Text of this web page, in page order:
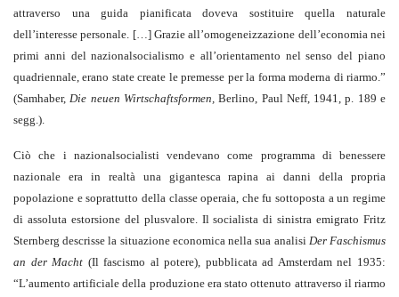
attraverso una guida pianificata doveva sostituire quella naturale
dell’interesse personale. […] Grazie all’omogeneizzazione dell’economia nei
primi anni del nazionalsocialismo e all’orientamento nel senso del piano
quadriennale, erano state create le premesse per la forma moderna di riarmo.”
(Samhaber,Die neuen Wirtschaftsformen,Berlino, Paul Neff, 1941, p. 189 e
segg.).
Ciò che i nazionalsocialisti vendevano come programma di benessere
nazionale era in realtà una gigantesca rapina ai danni della propria
popolazione e soprattutto della classe operaia, che fu sottoposta a un regime
di assoluta estorsione del plusvalore. Il socialista di sinistra emigrato Fritz
Sternberg descrisse la situazione economica nella sua analisi Der Faschismus
an der Macht (Il fascismo al potere), pubblicata ad Amsterdam nel 1935:
“L’aumento artificiale della produzione era stato ottenuto attraverso il riarmo